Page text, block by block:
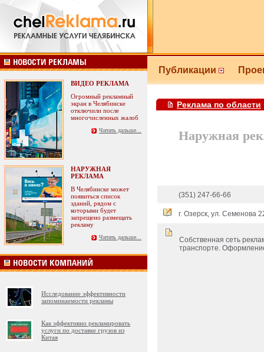
ВИДЕО РЕКЛАМА
Огромный рекламный
экран в Челябинске
отключили после
многочисленных жалоб
Читать дальше...
НАРУЖНАЯ
РЕКЛАМА
В Челябинске может
появиться список
зданий, рядом с
которыми будет
запрещено размещать
рекламу
Читать дальше...
Исследование эффективности
запоминаемости рекламы
Как эффективно рекламировать
услуги по доставке грузов из
Китая
Публикации
Реклама по области
Наружная
(351) 247-66-66
г. Озерск, ул. Семенова
Собственная сеть
транспорте.